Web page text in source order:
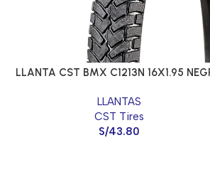
LLANTA CST BMX C1213N 16X1.95
LLANTAS
CST Tires
S/43.80